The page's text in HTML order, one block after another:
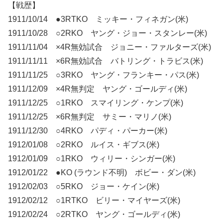
【戦歴】
1911/10/14 ●3RTKO ミッキー・フィネガン(米)
1911/10/28 ○2RKO ヤング・ジョー・スタンレー(米)
1911/11/04 ×4R無効試合 ジョニー・ファルターズ(米)
1911/11/11 ×6R無効試合 バトリング・トラビス(米)
1911/11/25 ○3RKO ヤング・フランキー・パス(米)
1911/12/09 ×4R無判定 ヤング・ゴールディ(米)
1911/12/25 ○1RKO スマイリング・ケンプ(米)
1911/12/25 ×6R無判定 サミー・マリノ(米)
1911/12/30 ○4RKO パディ・パーカー(米)
1912/01/08 ○2RKO ルイス・ギブス(米)
1912/01/09 ○1RKO ウィリー・シンガー(米)
1912/01/22 ●KO (ラウンド不明) ボビー・ダン(米)
1912/02/03 ○5RKO ジョー・ケイン(米)
1912/02/12 ○1RTKO ビリー・マイヤーズ(米)
1912/02/24 ○2RTKO ヤング・ゴールディ(米)